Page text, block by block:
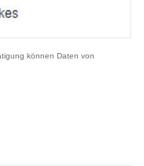
können Daten von